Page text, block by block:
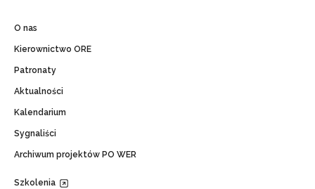
O nas
Kierownictwo ORE
Patronaty
Aktualności
Kalendarium
Sygnaliści
Archiwum projektów PO WER
Szkolenia